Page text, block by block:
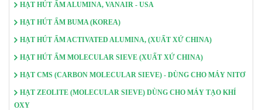
HẠT HÚT ẨM ALUMINA, VANAIR - USA
HẠT HÚT ẨM BUMA (KOREA)
HẠT HÚT ẨM ACTIVATED ALUMINA, (XUẤT XỨ CHINA)
HẠT HÚT ẨM MOLECULAR SIEVE (XUẤT XỨ CHINA)
HẠT CMS (CARBON MOLECULAR SIEVE) - DÙNG CHO MÁY NITƠ
HẠT ZEOLITE (MOLECULAR SIEVE) DÙNG CHO MÁY TẠO KHÍ
OXY